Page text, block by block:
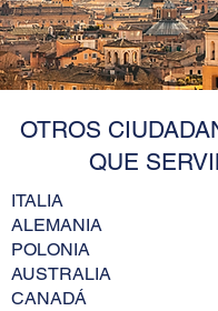
OTROS
QUE
ITALIA
ALEMANIA
POLONIA
AUSTRALIA
CANADÁ